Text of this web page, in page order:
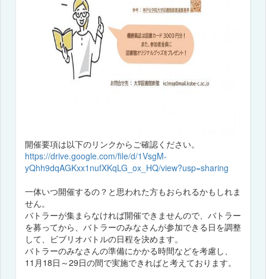
開催要項は以下のリンクからご確認ください。
https://drive.google.com/file/d/1VsgM-
yQhh9dqAGKxx1nufXKqLG_ox_HQ/view?usp=sharing
一体いつ開催するの？と思われた方もおられるかもしれま
せん。
バトラーが集まらなければ開催できませんので、バトラー
を募ってから、バトラーのみなさんが参加できる日を調整
して、ビブリオバトルの日程を決めます。
バトラーのみなさんの準備にかかる時間などを考慮し、
11月18日～29日の間で実施できればと考えております。